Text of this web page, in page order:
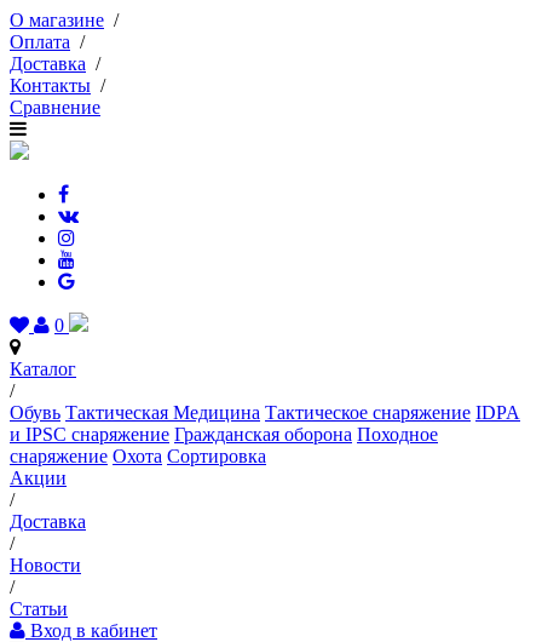
О магазине /
Оплата /
Доставка /
Контакты /
Сравнение
0
Каталог
/
Обувь Тактическая Медицина Тактическое снаряжение IDPA
и IPSC снаряжение Гражданская оборона Походное
снаряжение Охота Сортировка
Акции
/
Доставка
/
Новости
/
Статьи
Вход в кабинет